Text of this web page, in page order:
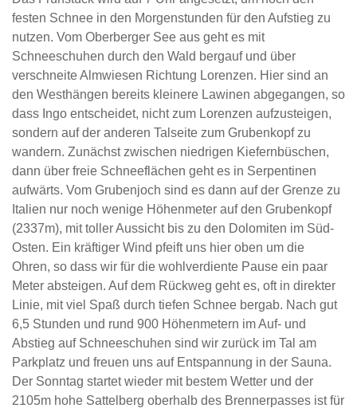
festen Schnee in den Morgenstunden für den Aufstieg zu
nutzen. Vom Oberberger See aus geht es mit
Schneeschuhen durch den Wald bergauf und über
verschneite Almwiesen Richtung Lorenzen. Hier sind an
den Westhängen bereits kleinere Lawinen abgegangen, so
dass Ingo entscheidet, nicht zum Lorenzen aufzusteigen,
sondern auf der anderen Talseite zum Grubenkopf zu
wandern. Zunächst zwischen niedrigen Kiefernbüschen,
dann über freie Schneeflächen geht es in Serpentinen
aufwärts. Vom Grubenjoch sind es dann auf der Grenze zu
Italien nur noch wenige Höhenmeter auf den Grubenkopf
(2337m), mit toller Aussicht bis zu den Dolomiten im Süd-
Osten. Ein kräftiger Wind pfeift uns hier oben um die
Ohren, so dass wir für die wohlverdiente Pause ein paar
Meter absteigen. Auf dem Rückweg geht es, oft in direkter
Linie, mit viel Spaß durch tiefen Schnee bergab. Nach gut
6,5 Stunden und rund 900 Höhenmetern im Auf- und
Abstieg auf Schneeschuhen sind wir zurück im Tal am
Parkplatz und freuen uns auf Entspannung in der Sauna.
Der Sonntag startet wieder mit bestem Wetter und der
2105m hohe Sattelberg oberhalb des Brennerpasses ist für